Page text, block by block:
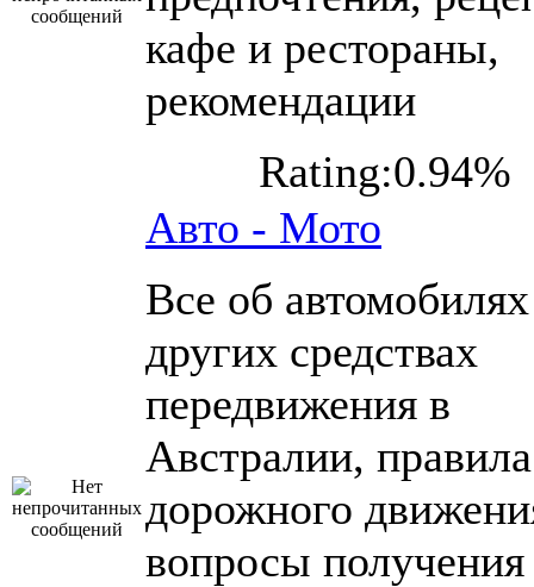
кафе и рестораны,
рекомендации
Rating:0.94%
Авто - Мото
Все об
других средствах
передвижения в
Австралии, правила
дорожного
вопросы получения